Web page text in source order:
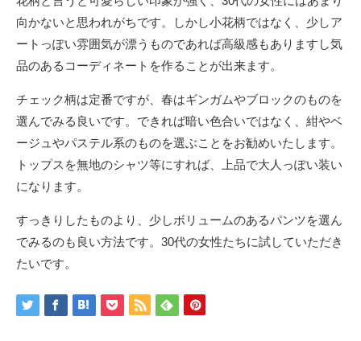
向かないと思われがちです。しかし小花柄ではなく、少しア
ートっぽい雰囲気が漂うものであれば高級感もありますし気
品のあるコーディネートを作ることが出来ます。
チェック柄は定番ですが、春はギンガムやブロックのものを
選んでみる良いです。できれば暗い色合いではなく、紺やベ
ージュやパステル系のものを選ぶことをお勧めいたします。
トップスを無地のシャツ等にすれば、上品で大人っぽい装い
になります。
すっきりしたものより、少しボリュームのあるパンツを選ん
でみるのも良い方法です。30代の女性たちに試していただき
たいです。